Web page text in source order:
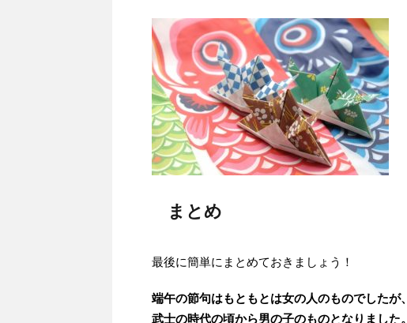
まとめ
最後に簡単にまとめておきましょう！
端午の節句はもともとは女の人のものでしたが、
武士の時代の頃から男の子のものとなりました。